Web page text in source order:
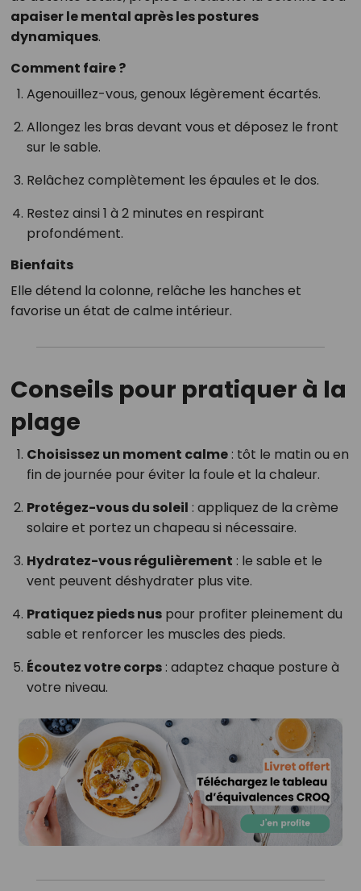
apaiser le mental après les postures
dynamiques.
Comment faire ?
Agenouillez-vous, genoux légèrement écartés.
Allongez les bras devant vous et déposez le front
sur le sable.
Relâchez complètement les épaules et le dos.
Restez ainsi 1 à 2 minutes en respirant
profondément.
Bienfaits
Elle détend la colonne, relâche les hanches et
favorise un état de calme intérieur.
Conseils pour pratiquer à la
plage
Choisissez un moment calme: tôt le matin ou en
fin de journée pour éviter la foule et la chaleur.
Protégez-vous du soleil : appliquez de la crème
solaire et portez un chapeau si nécessaire.
Hydratez-vous régulièrement : le sable et le
vent peuvent déshydrater plus vite.
Pratiquez pieds nuspour profiter pleinement du
sable et renforcer les muscles des pieds.
Écoutez votre corps: adaptez chaque posture à
votre niveau.